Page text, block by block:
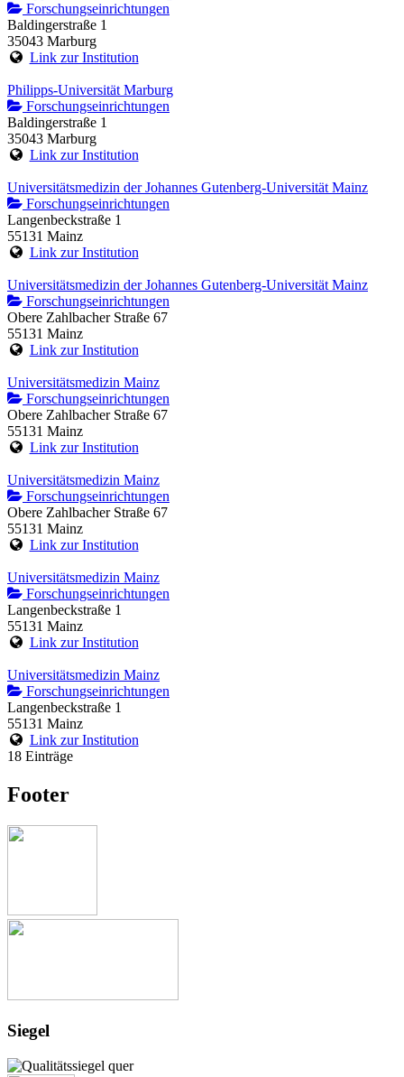
Forschungseinrichtungen
Baldingerstraße 1
35043 Marburg
Link zur Institution
Philipps-Universität Marburg
Forschungseinrichtungen
Baldingerstraße 1
35043 Marburg
Link zur Institution
Universitätsmedizin der Johannes Gutenberg-Universität Mainz
Forschungseinrichtungen
Langenbeckstraße 1
55131 Mainz
Link zur Institution
Universitätsmedizin der Johannes Gutenberg-Universität Mainz
Forschungseinrichtungen
Obere Zahlbacher Straße 67
55131 Mainz
Link zur Institution
Universitätsmedizin Mainz
Forschungseinrichtungen
Obere Zahlbacher Straße 67
55131 Mainz
Link zur Institution
Universitätsmedizin Mainz
Forschungseinrichtungen
Obere Zahlbacher Straße 67
55131 Mainz
Link zur Institution
Universitätsmedizin Mainz
Forschungseinrichtungen
Langenbeckstraße 1
55131 Mainz
Link zur Institution
Universitätsmedizin Mainz
Forschungseinrichtungen
Langenbeckstraße 1
55131 Mainz
Link zur Institution
18 Einträge
Footer
Siegel